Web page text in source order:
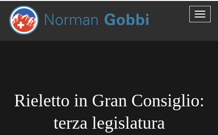
Rieletto in Gran Consiglio:
terza legislatura